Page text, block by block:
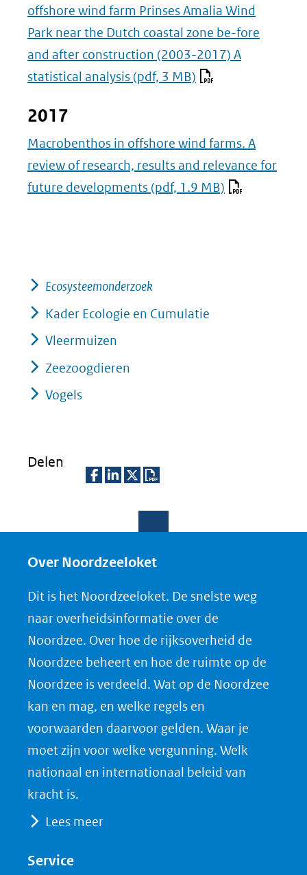
offshore wind farm Prinses Amalia Wind
Park near the Dutch coastal zone be-fore
and after construction (2003-2017) A
statistical analysis (pdf, 3 MB)
2017
Macrobenthos in offshore wind farms. A
review of research, results and relevance for
future developments (pdf, 1.9 MB)
Ecosysteemonderzoek
Kader Ecologie en Cumulatie
Vleermuizen
Zeezoogdieren
Vogels
Delen
e
o
p
F
a
c
e
b
o
o
in
e
o
p
L
i
n
k
e
d
I
e
o
p
X
(opent
in
nieuw
venster)
(verwijst
naar
n
o
a
d
P
D
F
Over Noordzeeloket
Dit is het Noordzeeloket. De snelste weg
naar overheidsinformatie over de
Noordzee. Over hoe de rijksoverheid de
Noordzee beheert en hoe de ruimte op de
Noordzee is verdeeld. Wat op de Noordzee
kan en mag, en welke regels en
voorwaarden daarvoor gelden. Waar je
moet zijn voor welke vergunning. Welk
nationaal en internationaal beleid van
kracht is.
Lees meer
Service